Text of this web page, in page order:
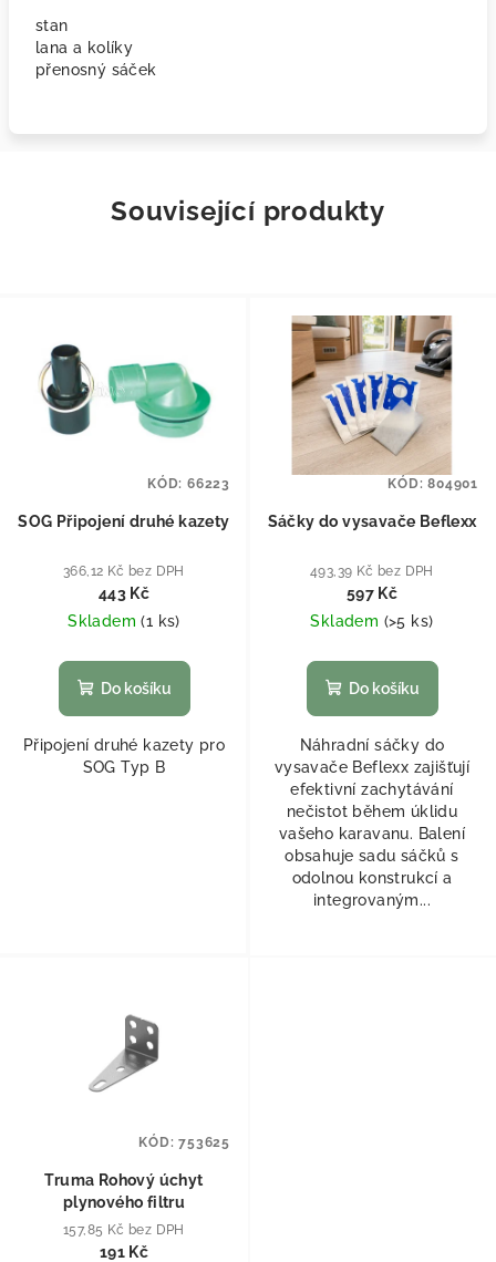
stan
lana a kolíky
přenosný sáček
Související produkty
SOG Připojení druhé kazety
366,12 Kč bez DPH
443 Kč
Skladem(1 ks)
Do košíku
Připojení druhé kazety pro
SOG Typ B
KÓD: 66223
Sáčky do vysavače Beflexx
493,39 Kč bez DPH
597 Kč
Skladem (>5 ks)
Do košíku
Náhradní sáčky do
vysavače Beflexx zajišťují
efektivní zachytávání
nečistot během úklidu
vašeho karavanu. Balení
obsahuje sadu sáčků s
odolnou konstrukcí a
integrovaným...
KÓD:804901
Truma Rohový úchyt
plynového filtru
157,85 Kč bez DPH
191 Kč
KÓD:753625